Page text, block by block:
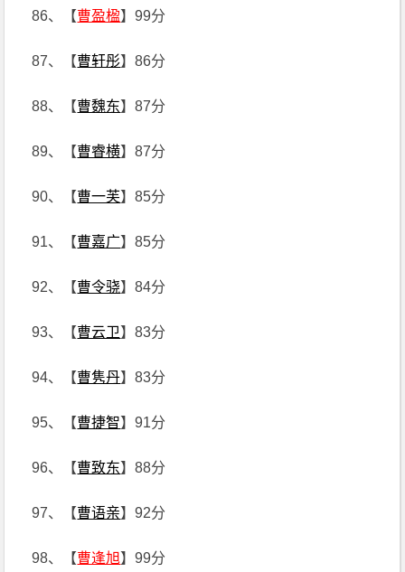
86、【曹盈楹】99分
87、【曹轩彤】86分
88、【曹魏东】87分
89、【曹睿横】87分
90、【曹一芙】85分
91、【曹嘉广】85分
92、【曹令骁】84分
93、【曹云卫】83分
94、【曹隽丹】83分
95、【曹捷智】91分
96、【曹致东】88分
97、【曹语亲】92分
98、【曹逢旭】99分